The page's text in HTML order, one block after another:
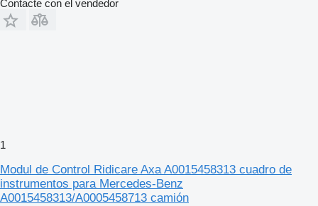
Contacte con el vendedor
1
Modul de Control Ridicare Axa A0015458313 cuadro de
instrumentos para Mercedes-Benz
A0015458313/A0005458713 camión